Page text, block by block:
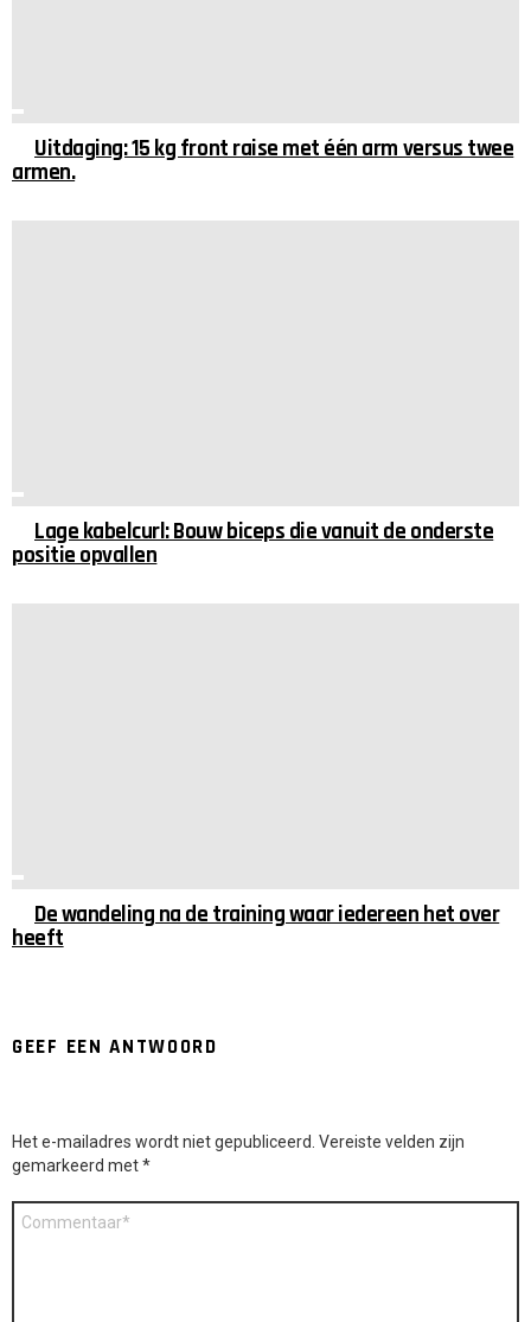
Uitdaging: 15 kg front raise met één arm versus twee
armen.
Lage kabelcurl: Bouw biceps die vanuit de onderste
positie opvallen
De wandeling na de training waar iedereen het over
heeft
GEEF EEN ANTWOORD
Het e-mailadres wordt niet gepubliceerd. Vereiste velden zijn
gemarkeerd met*
Reactie